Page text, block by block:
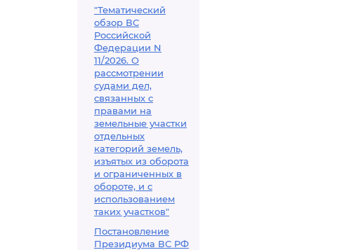
"Тематический
обзор ВС
Российской
Федерации N
11/2026. О
рассмотрении
судами дел,
связанных с
правами на
земельные участки
отдельных
категорий земель,
изъятых из оборота
и ограниченных в
обороте, и с
использованием
таких участков"
Постановление
Президиума ВС РФ